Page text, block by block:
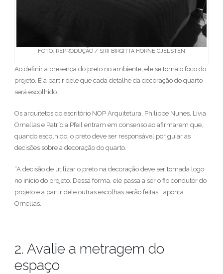
FOTO: REPRODUÇÃO / SIRI BIRGITTA HORNE GJELSTEN
Ao definir a presença do preto no ambiente, ele se torna o foco do
projeto. É a partir dele que cada detalhe da decoração do quarto
será escolhido.
Os arquitetos do escritório NOP Arquitetura, Philippe Nunes, Lívia
Ornellas e Patrícia Pfeil entram em consenso ao afirmarem que,
quando escolhido, o preto deve ser responsável por guiar as
decisões sobre a decoração do quarto.
“A decisão de utilizar o preto na decoração deve ser tomada logo
no início do projeto. Dessa forma, ele passa a ser o fio condutor do
projeto e a partir dele outras escolhas serão feitas”, aponta
Ornellas.
2. Avalie a metragem do
espaço